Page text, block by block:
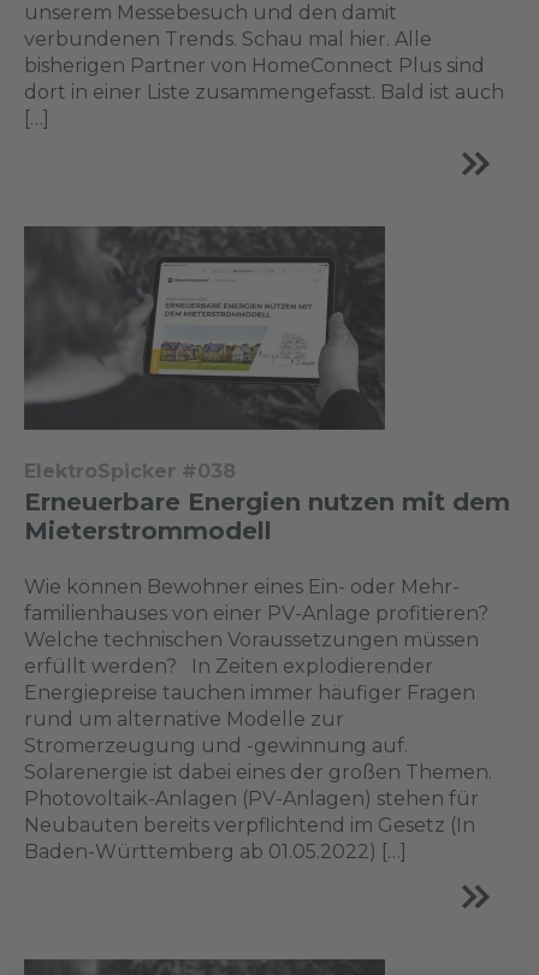
unserem Messebesuch und den damit
verbundenen Trends. Schau mal hier. Alle
bisherigen Partner von HomeConnect Plus sind
dort in einer Liste zusammengefasst. Bald ist auch
[…]
ElektroSpicker #038
Erneuerbare Energien nutzen mit dem
Mieterstrommodell
Wie können Bewohner eines Ein- oder Mehr­
familienhauses von einer PV-Anlage profitieren?
Welche technischen Voraus­setzungen müssen
erfüllt werden? In Zeiten explodierender
Energiepreise tauchen immer häufiger Fragen
rund um alternative Modelle zur
Stromerzeugung und -gewinnung auf.
Solarenergie ist dabei eines der großen Themen.
Photo­voltaik-Anlagen (PV-Anlagen) stehen für
Neubauten bereits verpflichtend im Gesetz (In
Baden-Württemberg ab 01.05.2022) […]